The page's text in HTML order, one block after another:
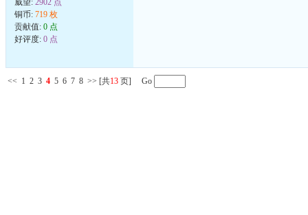
铜币: 719 枚
贡献值: 0 点
好评度: 0 点
<< 1 2 3 4 5 6 7 8 >> [共13 页] Go